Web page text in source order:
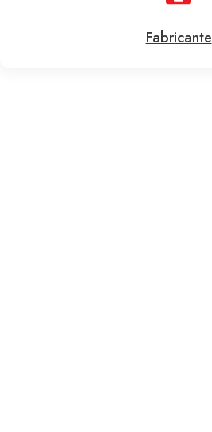
Fabricante